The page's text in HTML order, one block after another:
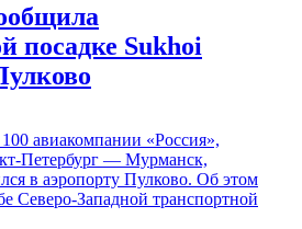
посадке Sukhoi
авиакомпании «Россия»,
Петербург — Мурманск,
в аэропорту Пулково. Об этом
Северо-Западной транспортной